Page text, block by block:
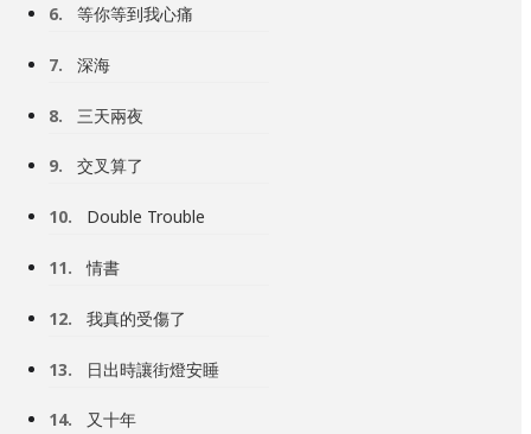
6. 等你等到我心痛
7. 深海
8. 三天兩夜
9. 交叉算了
10. Double Trouble
11. 情書
12. 我真的受傷了
13. 日出時讓街燈安睡
14. 又十年